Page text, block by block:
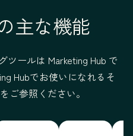
主な機能
ツールは Marketing Hub で
Hubでお使いになれるそ
ご参照ください。